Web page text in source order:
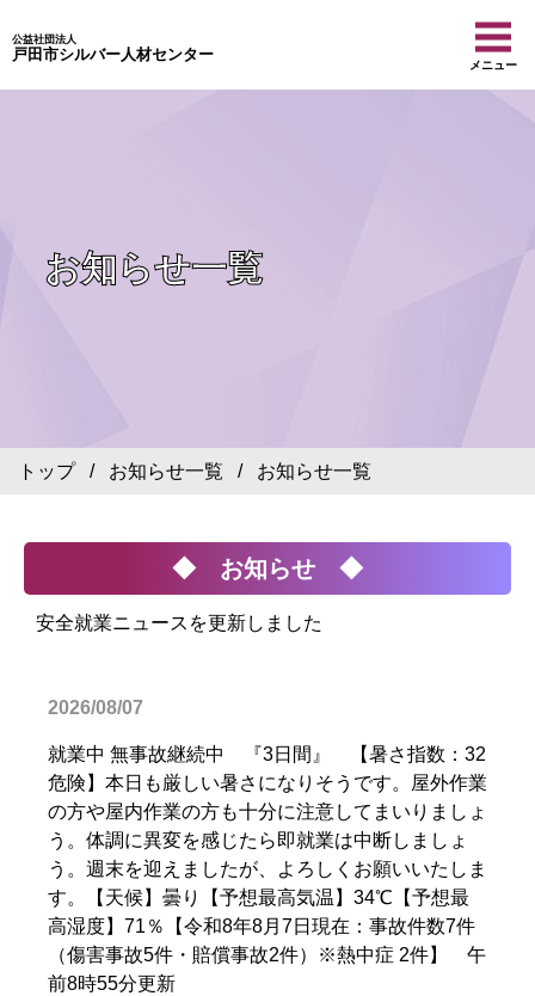
公益社団法人
戸田市シルバー人材センター
メニュー
お知らせ一覧
トップ/ お知らせ一覧 / お知らせ一覧
◆ お知らせ ◆
安全就業ニュースを更新しました
2026/08/07
就業中 無事故継続中 『3日間』 【暑さ指数：32
危険】本日も厳しい暑さになりそうです。屋外作業
の方や屋内作業の方も十分に注意してまいりましょ
う。体調に異変を感じたら即就業は中断しましょ
う。週末を迎えましたが、よろしくお願いいたしま
す。【天候】曇り【予想最高気温】34℃【予想最
高湿度】71％【令和8年8月7日現在：事故件数7件
（傷害事故5件・賠償事故2件）※熱中症 2件】 午
前8時55分更新